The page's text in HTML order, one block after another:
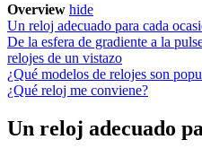
Overview hide
Un reloj adecuado para cada
De la esfera de gradiente a la
relojes de un vistazo
¿Qué modelos de relojes son
¿Qué reloj me conviene?
Un reloj adecuado